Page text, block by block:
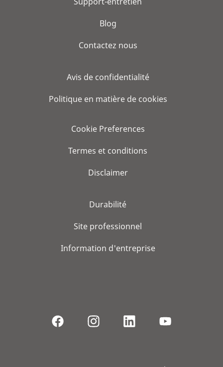
Blog
Contactez nous
Avis de confidentialité
Politique en matière de cookies
Cookie Preferences
Termes et conditions
Disclaimer
Durabilité
Site professionnel
Information d'entreprise